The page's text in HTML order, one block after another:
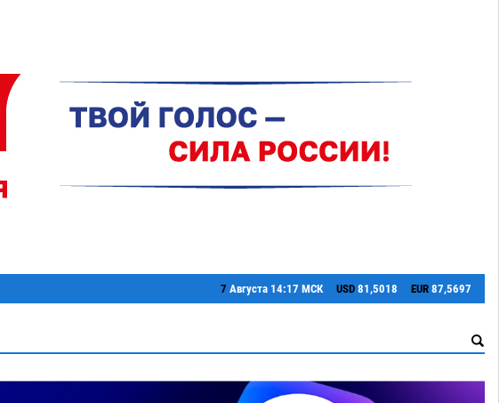
7 Августа 14:17 МСК USD 81,5018 EUR 87,5697